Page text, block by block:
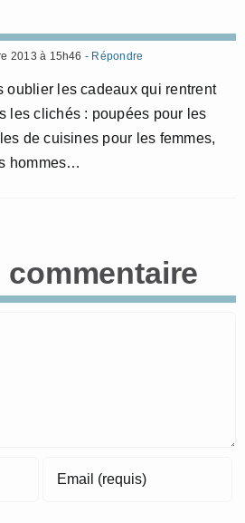
2013 à 15h46 - Répondre
oublier les cadeaux qui rentrent
les clichés : poupées pour les
de cuisines pour les femmes,
hommes…